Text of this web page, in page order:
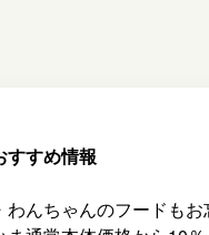
すすめ情報
わんちゃんのフードも